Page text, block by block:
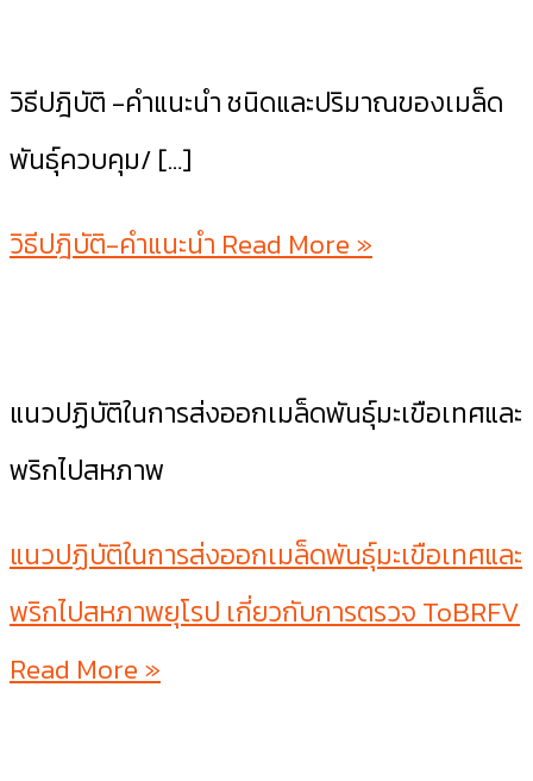
วิธีปฎิบัติ -คำแนะนำ ชนิดและปริมาณของเมล็ด
พันธุ์ควบคุม/ […]
วิธีปฎิบัติ-คำแนะนำ Read More »
แนวปฏิบัติในการส่งออกเมล็ดพันธุ์มะเขือเทศและ
พริกไปสหภาพ
แนวปฏิบัติในการส่งออกเมล็ดพันธุ์มะเขือเทศและ
พริกไปสหภาพยุโรป เกี่ยวกับการตรวจ ToBRFV
Read More »